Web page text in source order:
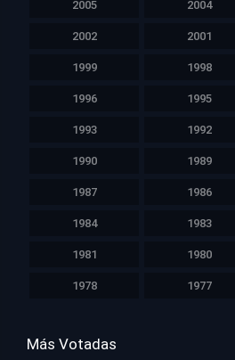
2005 2004
2002 2001
1999 1998
1996 1995
1993 1992
1990 1989
1987 1986
1984 1983
1981 1980
1978 1977
Más Votadas